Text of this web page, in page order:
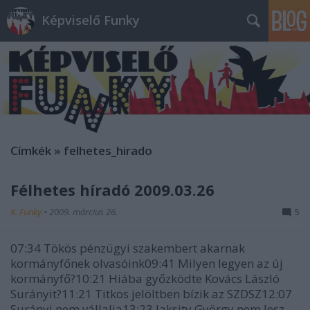
Képviselő Funky
Címkék » felhetes_hirado
Félhetes híradó 2009.03.26
K. Funky • 2009. március 26. 5
07:34 Tökös pénzügyi szakembert akarnak
kormányfőnek olvasóink09:41 Milyen legyen az új
kormányfő?10:21 Hiába győzködte Kovács László
Surányit?11:21 Titkos jelöltben bízik az SZDSZ12:07